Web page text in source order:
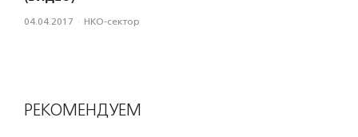
04.04.2017 · НКО-сектор
РЕКОМЕНДУЕМ